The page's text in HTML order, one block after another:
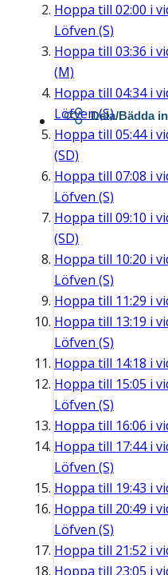
Hoppa till 02:00 i
Löfven (S)
Hoppa till 03:36 i
(M)
Hoppa till 04:34i
Löfven (S)
Hoppa till 05:44i
(SD)
Hoppa till 07:08 i
Löfven (S)
Hoppa till 09:10 i
(SD)
Hoppa till 10:20 i
Löfven (S)
Hoppa till 11:29 i
Hoppa till 13:19 i
Löfven (S)
Hoppa till 14:18 i
Hoppa till 15:05 i
Löfven (S)
Hoppa till 16:06 i
Hoppa till 17:44i
Löfven (S)
Hoppa till 19:43 i
Hoppa till 20:49 i
Löfven (S)
Hoppa till 21:52 i
Hoppa till 23:05 i
Dela/Bädda in